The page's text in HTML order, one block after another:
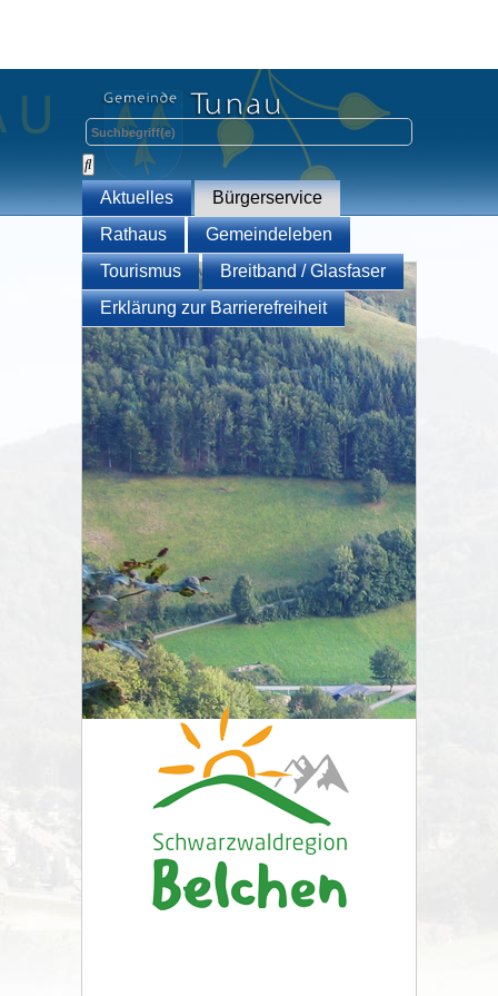
Aktuelles
Bürgerservice
Rathaus
Gemeindeleben
Tourismus
Breitband / Glasfaser
Erklärung zur Barrierefreiheit